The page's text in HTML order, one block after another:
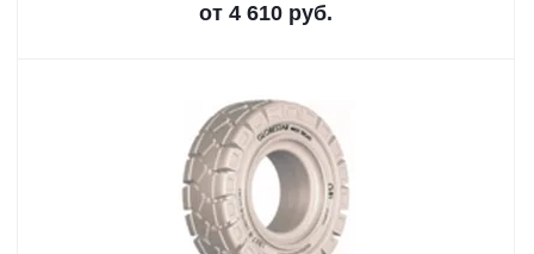
от 4 610 руб.